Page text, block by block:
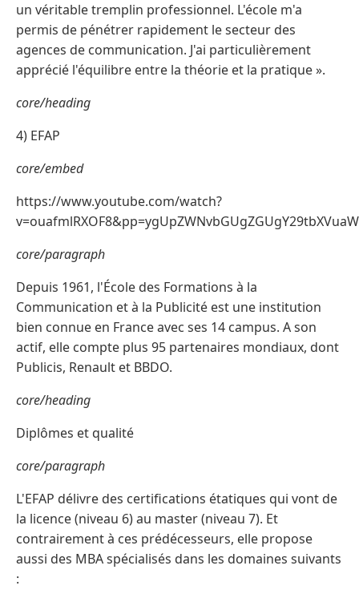
un véritable tremplin professionnel. L'école m'a
permis de pénétrer rapidement le secteur des
agences de communication. J'ai particulièrement
apprécié l'équilibre entre la théorie et la pratique ».
core/heading
4) EFAP
core/embed
https://www.youtube.com/watch?
core/paragraph
Depuis 1961, l'École des Formations à la
Communication et à la Publicité est une institution
bien connue en France avec ses 14 campus. A son
actif, elle compte plus 95 partenaires mondiaux, dont
Publicis, Renault et BBDO.
core/heading
Diplômes et qualité
core/paragraph
L'EFAP délivre des certifications étatiques qui vont de
la licence (niveau 6) au master (niveau 7). Et
contrairement à ces prédécesseurs, elle propose
aussi des MBA spécialisés dans les domaines suivants
: